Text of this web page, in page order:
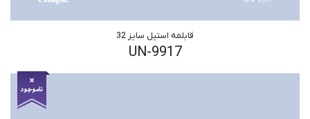
قابلمه استیل سایز 32
UN-9917